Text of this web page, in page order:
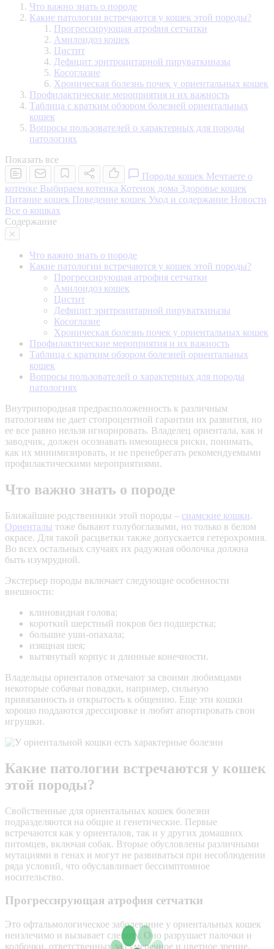
Что важно знать о породе
Какие патологии встречаются у кошек этой породы?
Прогрессирующая атрофия сетчатки
Амилоидоз кошек
Цистит
Дефицит эритроцитарной пируваткиназы
Косоглазие
Хроническая болезнь почек у ориентальных кошек
Профилактические мероприятия и их важность
Таблица с кратким обзором болезней ориентальных
кошек
Вопросы пользователей о характерных для породы
патологиях
Показать все
Породы кошек Мечтаете о
котенке Выбираем котенка Котенок дома Здоровье кошек
Питание кошек Поведение кошек Уход и содержание Новости
Все о кошках
Содержание
Что важно знать о породе
Какие патологии встречаются у кошек этой породы?
Прогрессирующая атрофия сетчатки
Амилоидоз кошек
Цистит
Дефицит эритроцитарной пируваткиназы
Косоглазие
Хроническая болезнь почек у ориентальных кошек
Профилактические мероприятия и их важность
Таблица с кратким обзором болезней ориентальных
кошек
Вопросы пользователей о характерных для породы
патологиях
Внутрипородная предрасположенность к различным
патологиям не дает стопроцентной гарантии их развития, но
ее все равно нельзя игнорировать. Владелец ориентала, как и
заводчик, должен осознавать имеющиеся риски, понимать,
как их минимизировать, и не пренебрегать рекомендуемыми
профилактическими мероприятиями.
Что важно знать о породе
Ближайшие родственники этой породы – сиамские кошки.
Ориенталы тоже бывают голубоглазыми, но только в белом
окрасе. Для такой расцветки также допускается гетерохромия.
Во всех остальных случаях их радужная оболочка должна
быть изумрудной.
Экстерьер породы включает следующие особенности
внешности:
клиновидная голова;
короткий шерстный покров без подшерстка;
большие уши-опахала;
изящная шея;
вытянутый корпус и длинные конечности.
Владельцы ориенталов отмечают за своими любимцами
некоторые собачьи повадки, например, сильную
привязанность и открытость к общению. Еще эти кошки
хорошо поддаются дрессировке и любят апортировать свои
игрушки.
Какие патологии встречаются у кошек
этой породы?
Свойственные для ориентальных кошек болезни
подразделяются на общие и генетические. Первые
встречаются как у ориенталов, так и у других домашних
питомцев, включая собак. Вторые обусловлены различными
мутациями в генах и могут не развиваться при несоблюдении
ряда условий, что обуславливает бессимптомное
носительство.
Прогрессирующая атрофия сетчатки
Это офтальмологическое заболевание у ориентальных кошек
неизлечимо и вызывает слепоту. Оно разрушает палочки и
колбочки, ответственных за сумеречное и цветное зрение.